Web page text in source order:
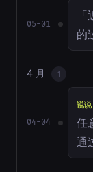
05-01
的
4 月 1
04-04
说说
任
通